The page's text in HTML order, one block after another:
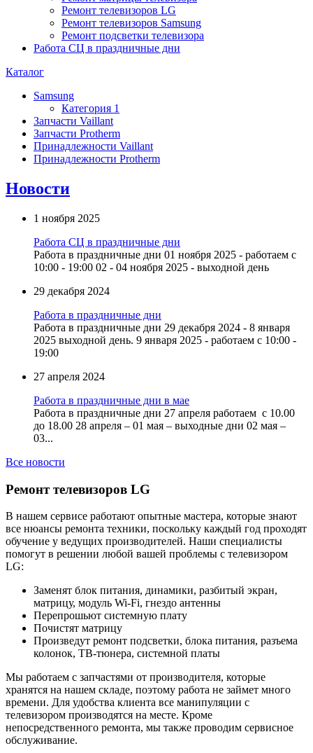
Ремонт телевизоров LG
Ремонт телевизоров Samsung
Ремонт подсветки телевизора
Работа СЦ в праздничные дни
Каталог
Samsung
Категория 1
Запчасти Vaillant
Запчасти Protherm
Принадлежности Vaillant
Принадлежности Protherm
Новости
1 ноября 2025
Работа СЦ в праздничные дни
Работа в праздничные дни 01 ноября 2025 - работаем с
10:00 - 19:00 02 - 04 ноября 2025 - выходной день
29 декабря 2024
Работа в праздничные дни
Работа в праздничные дни 29 декабря 2024 - 8 января
2025 выходной день. 9 января 2025 - работаем с 10:00 -
19:00
27 апреля 2024
Работа в праздничные дни в мае
Работа в праздничные дни 27 апреля работаем с 10.00
до 18.00 28 апреля – 01 мая – выходные дни 02 мая –
03...
Все новости
Ремонт телевизоров LG
В нашем сервисе работают опытные мастера, которые знают
все нюансы ремонта техники, поскольку каждый год проходят
обучение у ведущих производителей. Наши специалисты
помогут в решении любой вашей проблемы с телевизором
LG:
Заменят блок питания, динамики, разбитый экран,
матрицу, модуль Wi-Fi, гнездо антенны
Перепрошьют системную плату
Почистят матрицу
Произведут ремонт подсветки, блока питания, разъема
колонок, ТВ-тюнера, системной платы
Мы работаем с запчастями от производителя, которые
хранятся на нашем складе, поэтому работа не займет много
времени. Для удобства клиента все манипуляции с
телевизором производятся на месте. Кроме
непосредственного ремонта, мы также проводим сервисное
обслуживание.